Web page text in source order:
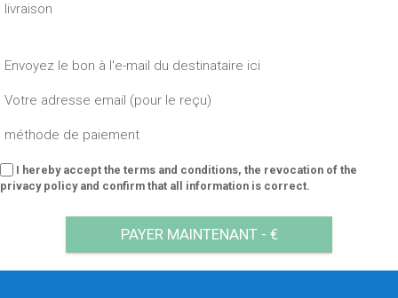
livraison
Envoyez le bon à l'e-mail du destinataire ici
Votre adresse email (pour le reçu)
méthode de paiement
I hereby accept the terms and conditions, the revocation of the
privacy policy and confirm that all information is correct.
PAYER MAINTENANT - €